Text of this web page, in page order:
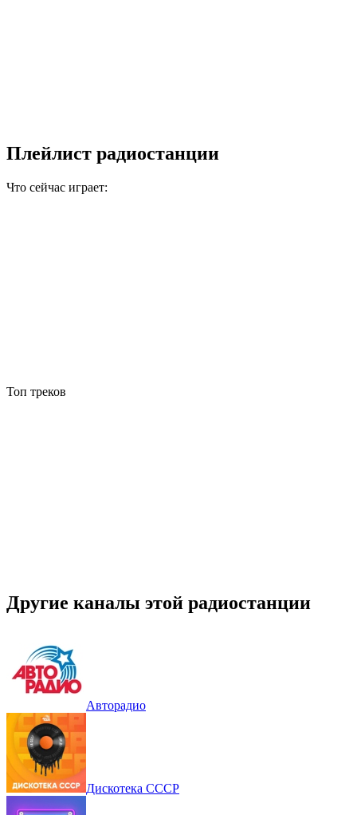
Плейлист радиостанции
Что сейчас играет:
Топ треков
Другие каналы этой радиостанции
Авторадио
Дискотека СССР